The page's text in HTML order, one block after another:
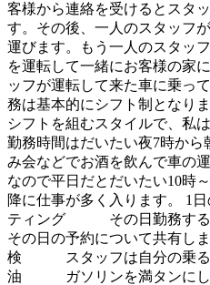
客様から連絡を受けるとスタ
す。その後、一人のスタッフ
運びます。もう一人のスタッ
を運転して一緒にお客様の家
ッフが運転して来た車に乗っ
務は基本的にシフト制となり
シフトを組むスタイルで、私
勤務時間はだいたい夜7時か
み会などでお酒を飲んで車の
なので平日だとだいたい10時
降に仕事が多く入ります。 1
ティング その日勤務する
その日の予約について共有し
検 スタッフは自分の乗る
油 ガソリンを満タンにした